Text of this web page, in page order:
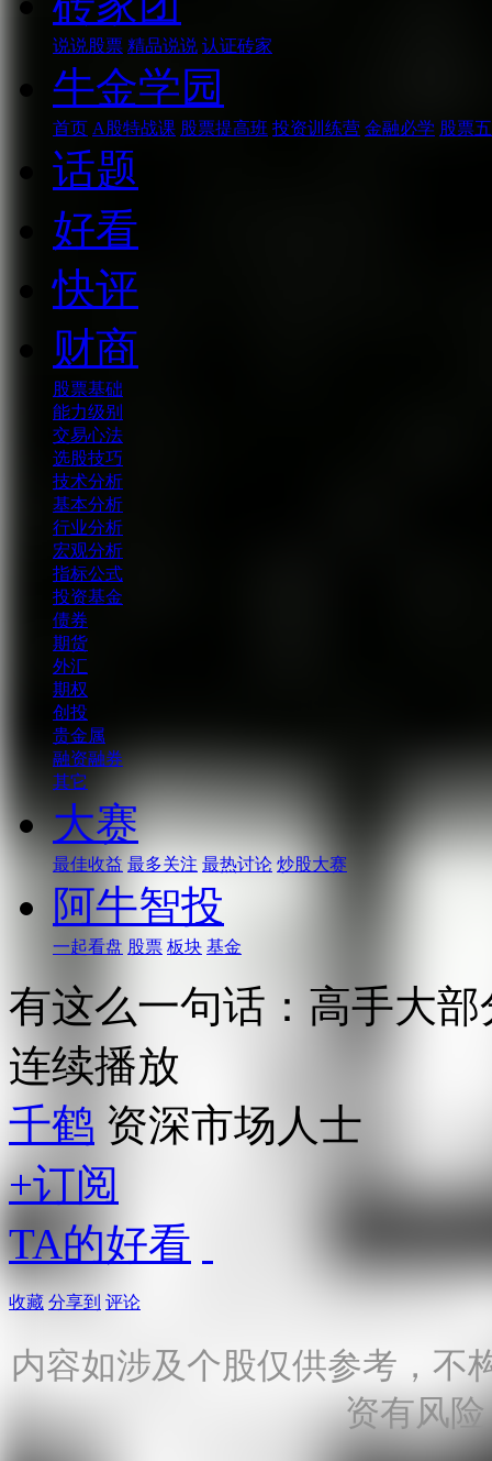
说说股票 精品说说 认证砖家
牛金学园
首页 A股特战课 股票提高班 投资训练营 金融必学 股票
话题
好看
快评
财商
股票基础
能力级别
交易心法
选股技巧
技术分析
基本分析
行业分析
宏观分析
指标公式
投资基金
债券
期货
外汇
期权
创投
贵金属
融资融券
其它
大赛
最佳收益 最多关注 最热讨论 炒股大赛
阿牛智投
一起看盘 股票 板块 基金
有这么一句话：高手大
连续播放
千鹤 资深市场人士
+订阅
TA的好看
收藏 分享到 评论
内容如涉及个股仅供参考，不
资有风